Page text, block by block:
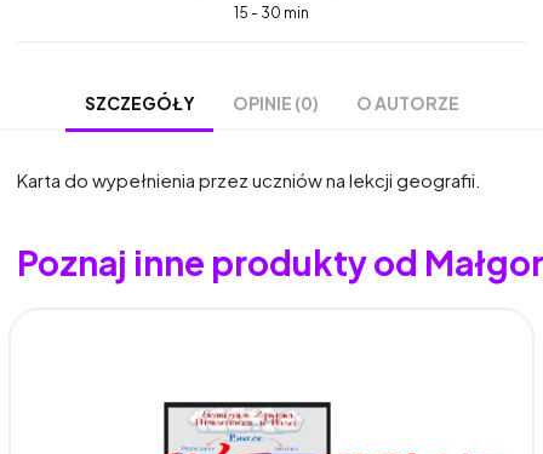
15 - 30 min
SZCZEGÓŁY OPINIE (0) O AUTORZE
Karta do wypełnienia przez uczniów na lekcji geografii.
Poznaj inne produkty od